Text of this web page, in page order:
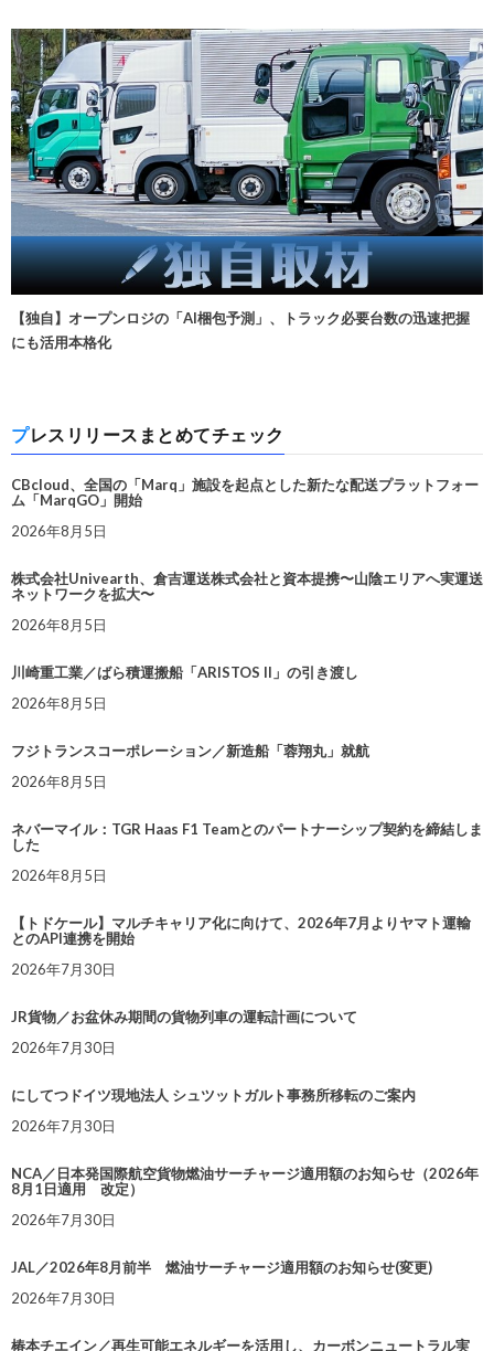
【独自】オープンロジの「AI梱包予測」、トラック必要台数の迅速把握
にも活用本格化
プレスリリースまとめてチェック
CBcloud、全国の「Marq」施設を起点とした新たな配送プラットフォー
ム「MarqGO」開始
2026年8月5日
株式会社Univearth、倉吉運送株式会社と資本提携〜山陰エリアへ実運送
ネットワークを拡大〜
2026年8月5日
川崎重工業／ばら積運搬船「ARISTOS II」の引き渡し
2026年8月5日
フジトランスコーポレーション／新造船「蓉翔丸」就航
2026年8月5日
ネバーマイル：TGR Haas F1 Teamとのパートナーシップ契約を締結しま
した
2026年8月5日
【トドケール】マルチキャリア化に向けて、2026年7月よりヤマト運輸
とのAPI連携を開始
2026年7月30日
JR貨物／お盆休み期間の貨物列車の運転計画について
2026年7月30日
にしてつドイツ現地法人 シュツットガルト事務所移転のご案内
2026年7月30日
NCA／日本発国際航空貨物燃油サーチャージ適用額のお知らせ（2026年
8月1日適用 改定）
2026年7月30日
JAL／2026年8月前半 燃油サーチャージ適用額のお知らせ(変更)
2026年7月30日
椿本チエイン／再生可能エネルギーを活用し、カーボンニュートラル実